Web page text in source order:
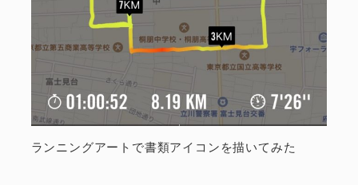
ランニングアートで書類アイコンを描いてみた